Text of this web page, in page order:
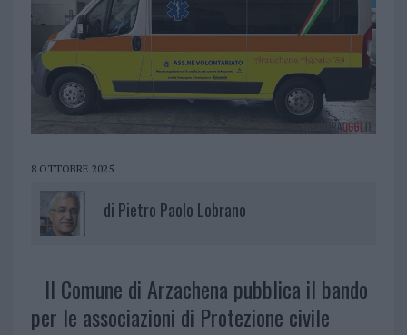
8 OTTOBRE 2025
di Pietro Paolo Lobrano
Il Comune di Arzachena pubblica il bando
per le associazioni di Protezione civile